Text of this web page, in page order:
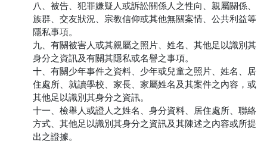
八、被告、犯罪嫌疑人或訴訟關係人之性向、親屬關係、
族群、交友狀況、宗教信仰或其他無關案情、公共利益等
隱私事項。
九、有關被害人或其親屬之照片、姓名、其他足以識別其
身分之資訊及有關其隱私或名譽之事項。
十、有關少年事件之資料、少年或兒童之照片、姓名、居
住處所、就讀學校、家長、家屬姓名及其案件之內容，或
其他足以識別其身分之資訊。
十一、檢舉人或證人之姓名、身分資料、居住處所、聯絡
方式、其他足以識別其身分之資訊及其陳述之內容或所提
出之證據。